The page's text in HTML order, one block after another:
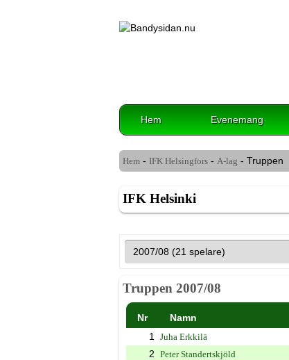
Hem Evenemang
Hem - IFK Helsingfors - A-lag - Truppen
IFK Helsinki
Truppen 2007/08
Nr Namn
1
Juha Erkkilä
2 Peter Standertskjöld